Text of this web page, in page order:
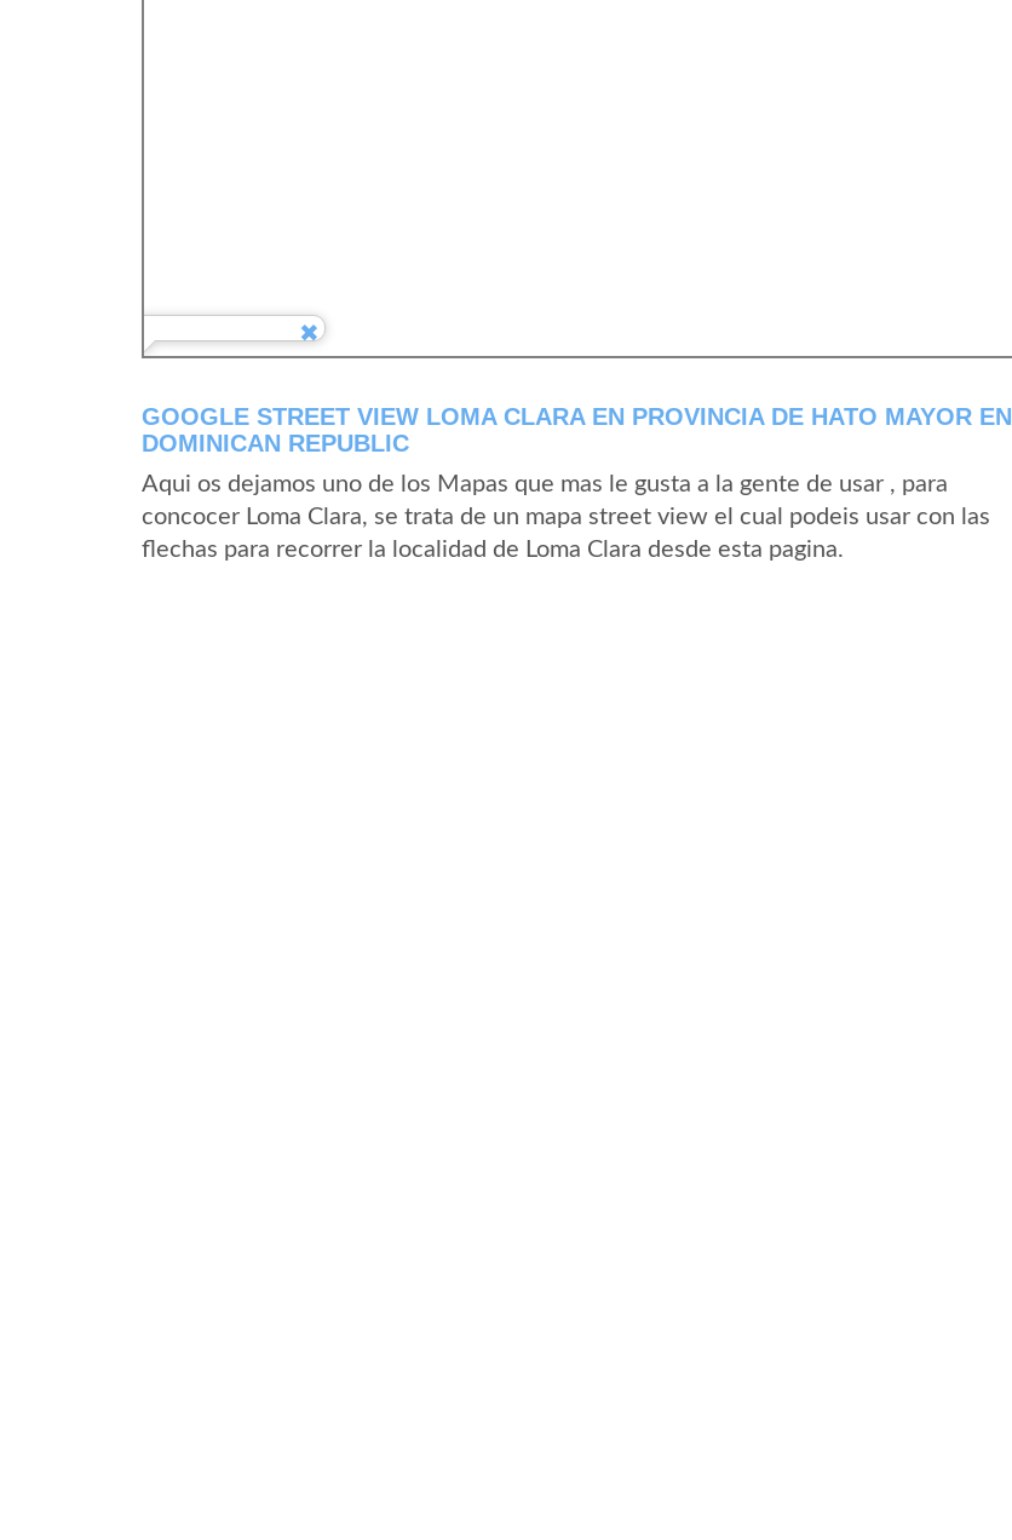
GOOGLE STREET VIEW LOMA CLARA EN PROVINCIA DE HATO MAYOR EN
DOMINICAN REPUBLIC
Aqui os dejamos uno de los Mapas que mas le gusta a la gente de usar , para
concocer Loma Clara, se trata de un mapa street view el cual podeis usar con las
flechas para recorrer la localidad de Loma Clara desde esta pagina.